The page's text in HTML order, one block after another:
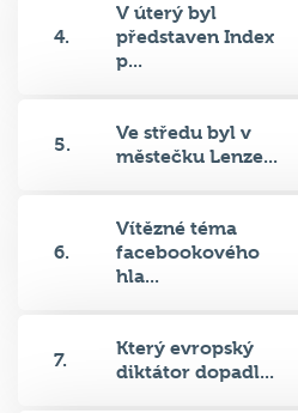
4.
V úterý byl
představen Index
p...
5.
Ve středu byl v
městečku Lenze...
6.
Vítězné téma
facebookového
hla...
7.
Který evropský
diktátor dopadl...